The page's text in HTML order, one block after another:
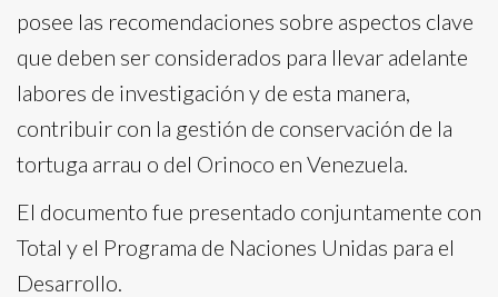
posee las recomendaciones sobre aspectos clave
que deben ser considerados para llevar adelante
labores de investigación y de esta manera,
contribuir con la gestión de conservación de la
tortuga arrau o del Orinoco en Venezuela.
El documento fue presentado conjuntamente con
Total y el Programa de Naciones Unidas para el
Desarrollo.